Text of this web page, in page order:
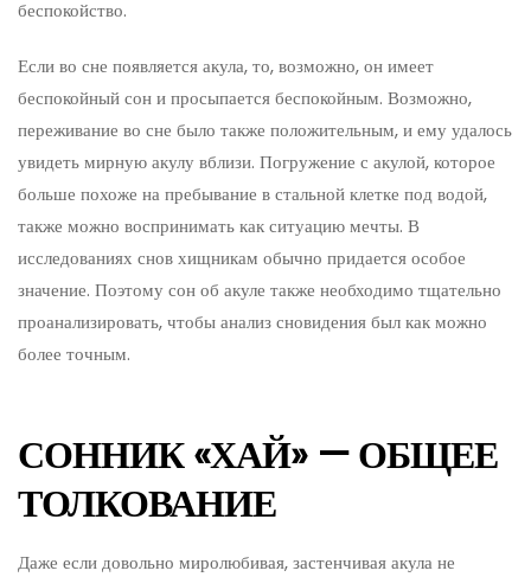
беспокойство.
Если во сне появляется акула, то, возможно, он имеет
беспокойный сон и просыпается беспокойным. Возможно,
переживание во сне было также положительным, и ему удалось
увидеть мирную акулу вблизи. Погружение с акулой, которое
больше похоже на пребывание в стальной клетке под водой,
также можно воспринимать как ситуацию мечты. В
исследованиях снов хищникам обычно придается особое
значение. Поэтому сон об акуле также необходимо тщательно
проанализировать, чтобы анализ сновидения был как можно
более точным.
СОННИК «ХАЙ» — ОБЩЕЕ
ТОЛКОВАНИЕ
Даже если довольно миролюбивая, застенчивая акула не